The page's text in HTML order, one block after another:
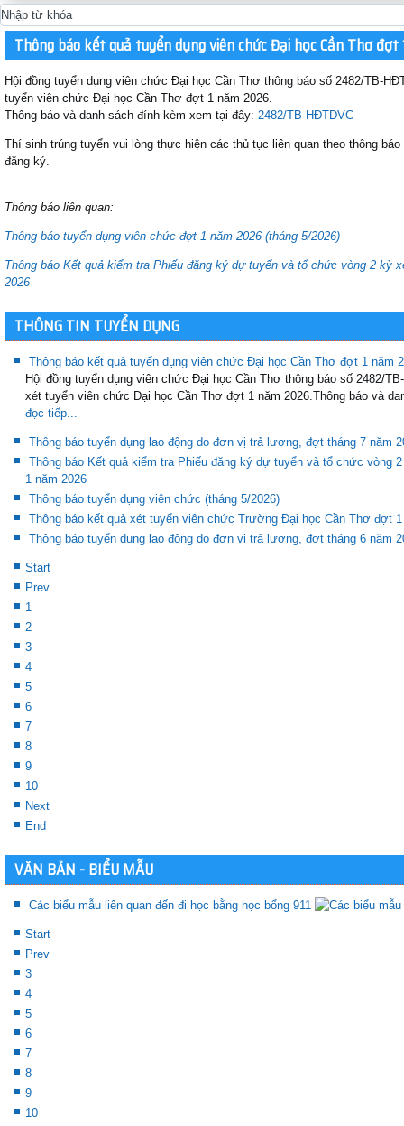
Thông báo kết quả tuyển dụng viên chức Đại học Cần Thơ
Hội đồng tuyển dụng viên chức Đại học Cần Thơ thông báo số 2482/TB-
tuyển viên chức Đại học Cần Thơ đợt 1 năm 2026.
Thông báo và danh sách đính kèm xem tại đây: 2482/TB-HĐTDVC
Thí sinh trúng tuyển vui lòng thực hiện các thủ tục liên quan theo thông
đăng ký.
Thông báo liên quan:
Thông báo tuyển dụng viên chức đợt 1 năm 2026 (tháng 5/2026)
Thông báo Kết quả kiểm tra Phiếu đăng ký dự tuyển và tổ chức vòng 2 kỳ
2026
THÔNG TIN TUYỂN DỤNG
Thông báo kết quả tuyển dụng viên chức Đại học Cần Thơ đợt 1 năm
Hội đồng tuyển dụng viên chức Đại học Cần Thơ thông báo số 2482/
xét tuyển viên chức Đại học Cần Thơ đợt 1 năm 2026.Thông báo và
đọc tiếp...
Thông báo tuyển dụng lao động do đơn vị trả lương, đợt tháng 7 năm
Thông báo Kết quả kiểm tra Phiếu đăng ký dự tuyển và tổ chức
1 năm 2026
Thông báo tuyển dụng viên chức (tháng 5/2026)
Thông báo kết quả xét tuyển viên chức Trường Đại học Cần Thơ đợt 1
Thông báo tuyển dụng lao động do đơn vị trả lương, đợt tháng 6 năm
Start
Prev
1
2
3
4
5
6
7
8
9
10
Next
End
VĂN BẢN - BIỂU MẪU
Các biểu mẫu liên quan đến đi học bằng học bổng 911
Start
Prev
3
4
5
6
7
8
9
10